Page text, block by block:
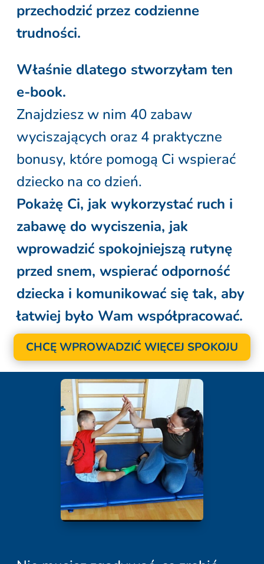
przechodzić przez codzienne
trudności.
Właśnie dlatego stworzyłam ten
e-book.
Znajdziesz w nim 40 zabaw
wyciszających oraz 4 praktyczne
bonusy, które pomogą Ci wspierać
dziecko na co dzień.
Pokażę Ci, jak wykorzystać ruch i
zabawę do wyciszenia, jak
wprowadzić spokojniejszą rutynę
przed snem, wspierać odporność
dziecka i komunikować się tak, aby
łatwiej było Wam współpracować.
CHCĘ WPROWADZIĆ WIĘCEJ SPOKOJU